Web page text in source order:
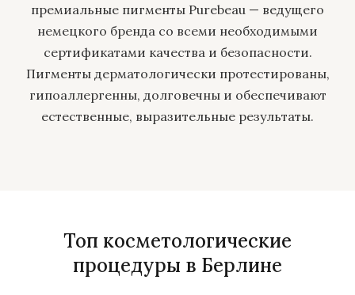
премиальные пигменты Purebeau — ведущего
немецкого бренда со всеми необходимыми
сертификатами качества и безопасности.
Пигменты дерматологически протестированы,
гипоаллергенны, долговечны и обеспечивают
естественные, выразительные результаты.
Топ косметологические
процедуры в Берлине